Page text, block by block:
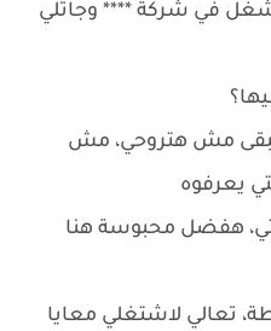
شغل في شركة **** وجاتلي
يبقى مش هتروحي، مش
يعرفوه
هفضل محبوسة هنا
تعالي لاشتغلي معايا